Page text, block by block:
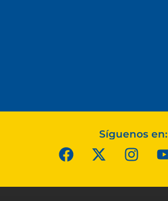
Síguenos en: